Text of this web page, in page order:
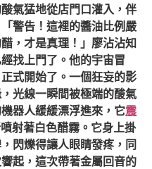
氣猛地從店門口灌入，伴
警告！這裡的醬油比例嚴
，才是真理！」廖沾沾知
找上門了。他的宇宙冒
式開始了。一個狂妄的影
光線一瞬間被極端的酸氣
器人緩緩漂浮進來，它震
射著白色醋霧。它身上掛
閃爍得讓人眼睛發疼，同
起，這次帶著金屬回音的